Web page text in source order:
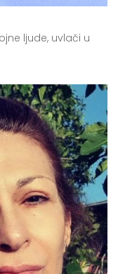
ljude, uvlači u